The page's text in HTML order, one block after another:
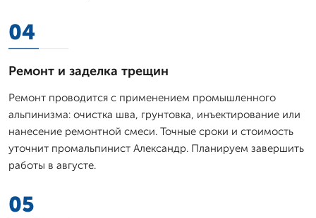
04
Ремонт и заделка трещин
Ремонт проводится с применением промышленного
альпинизма: очистка шва, грунтовка, инъектирование или
нанесение ремонтной смеси. Точные сроки и стоимость
уточнит промальпинист Александр. Планируем завершить
работы в августе.
05